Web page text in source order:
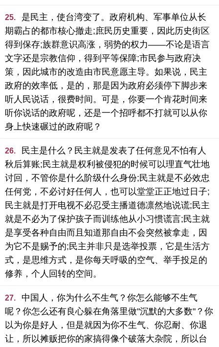
25.
是民主，使台湾变了。政府机构、军事单位从长
期霸占的都市核心撤走;庶民历史重要，因此历史街区
得到保存;族群意识高涨，弱势的权力——不论是语言
文字还是宗教信仰，得到平等保障;市民参与政府决
策，因此城市的改造由市民意愿主导。如果说，民主
政府的效率低，是的，那是因为政府必须停下脚步来
听人民说话，很费时间。可是，你要一个肯花时间来
听你说话的政府呢，还是一个招呼都不打就可以从你
身上快速碾过的政府呢？
26.
民主是什么？民主就是发表了任何意见不怕有人
秋后算账;民主就是权利被侵犯的时候可以理直气壮地
讨回，不管你是什么阶级什么身份;民主就是不必效忠
任何党，不必讨好任何人，也可以堂堂正正地过日子;
民主就是打开电视不必忍受主播道德凛然地说谎;民主
就是不必为了保护孩子而训练他从小习惯谎言;民主就
是享受各种自由而且知道那自由不会突然被拿走，因
为它不是赐予的;民主并非只是选举投票，它是生活方
式，是思维方式，是你每天呼吸的空气、举手投足的
修养，个人回转的空间。
27.
中国人，你为什么不生气？你怎么能够不生气
呢？你怎么还有良心躲在角落里做"沉默的大多数"？你
以为你是好人，但是就因为你不生气、你忍耐、你退
让，所以摊贩把你的家搞得像个破落大杂院，所以台